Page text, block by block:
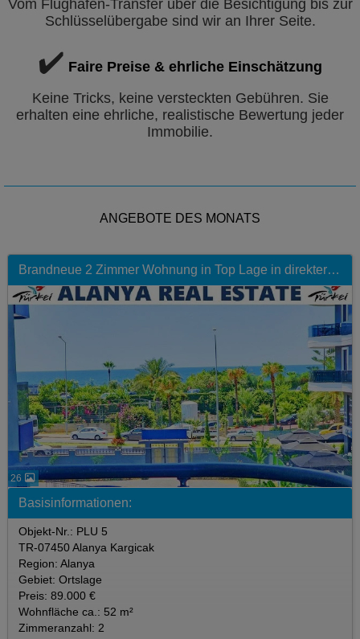
Vom Flughafen-Transfer über die Besichtigung bis zur
Schlüsselübergabe sind wir an Ihrer Seite.
✔️ Faire Preise & ehrliche Einschätzung
Keine Tricks, keine versteckten Gebühren. Sie
erhalten eine ehrliche, realistische Bewertung jeder
Immobilie.
ANGEBOTE DES MONATS
Brandneue 2 Zimmer Wohnung in Top Lage in direkter Strandnähe mit Pool
26
Basisinformationen:
Objekt-Nr.: PLU 5
TR-07450 Alanya Kargicak
Region: Alanya
Gebiet: Ortslage
Preis: 89.000 €
Wohnfläche ca.: 52 m²
Zimmeranzahl: 2